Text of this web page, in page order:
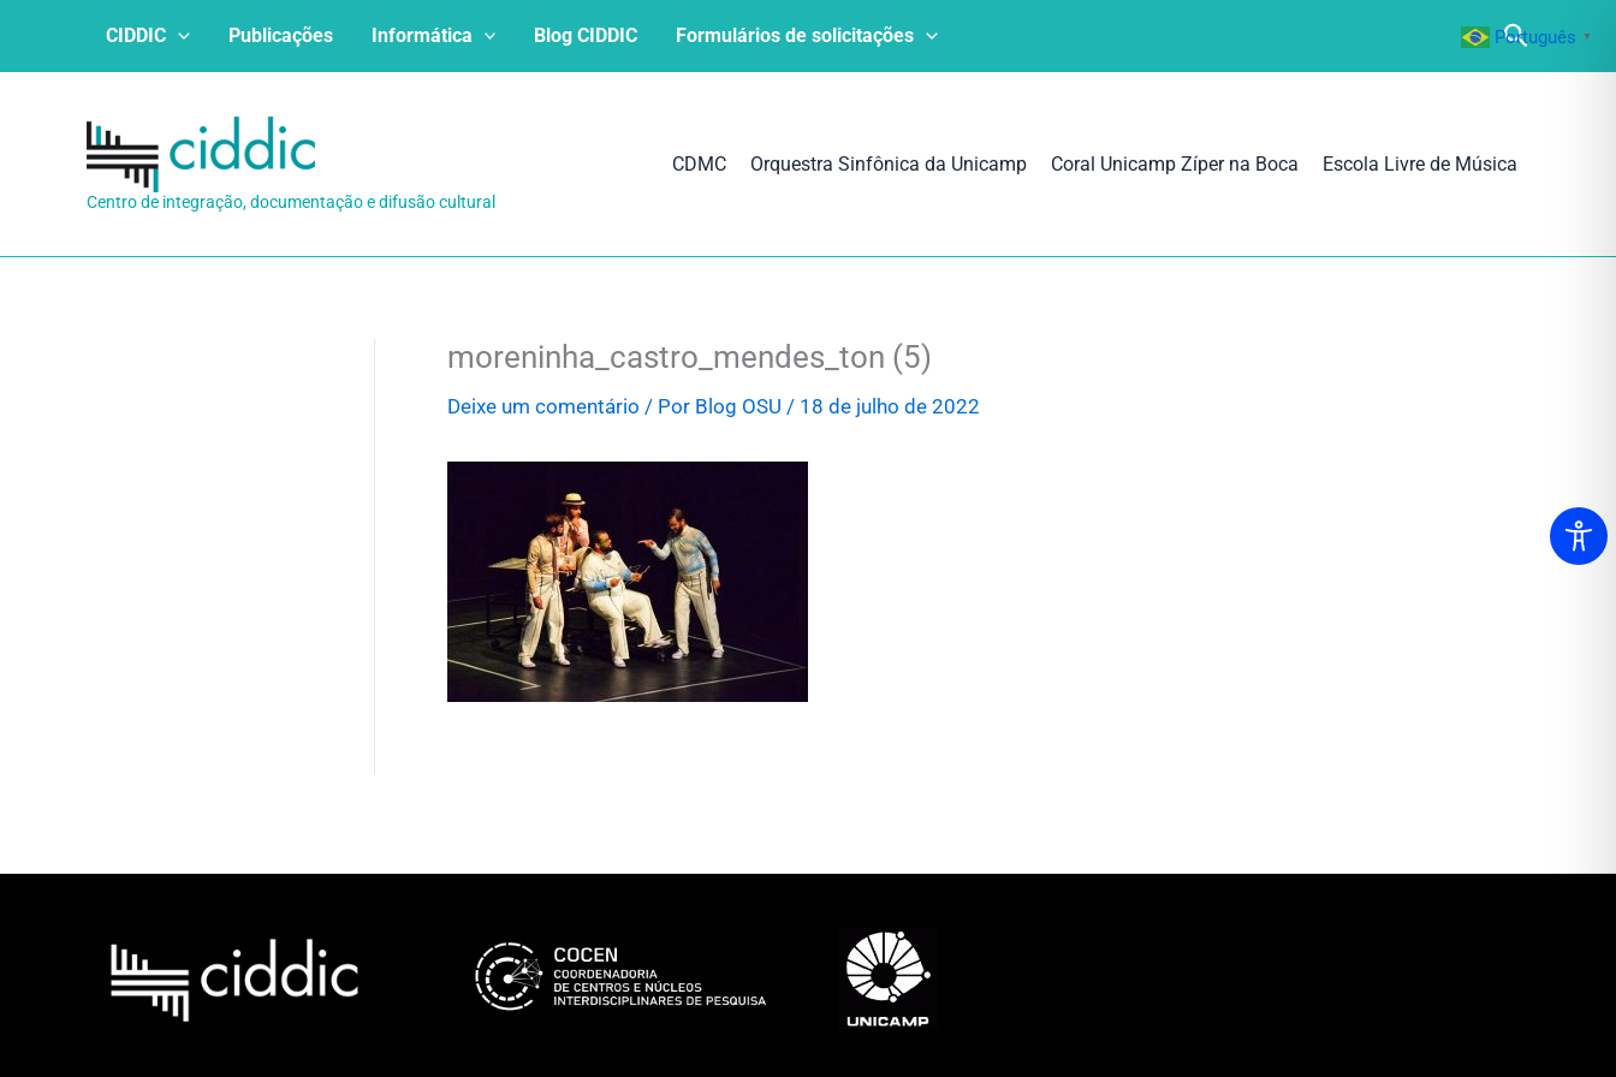
CIDDIC Publicações Informática Blog CIDDIC Formulários de solicitações
Centro de integração, documentação e difusão cultural
CDMC Orquestra Sinfônica da Unicamp Coral Unicamp Zíper na Boca Escola Livre de Música
moreninha_castro_mendes_ton (5)
Deixe um comentário / Por Blog OSU / 18 de julho de 2022
Português ▼